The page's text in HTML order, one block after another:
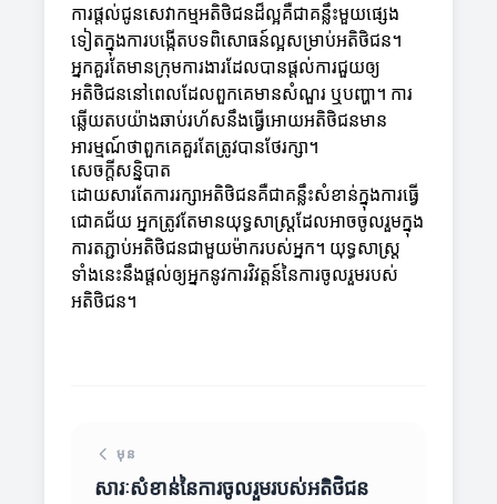
ការផ្តល់ជូនសេវាកម្មអតិថិជនដ៏ល្អគឺជាគន្លឹះមួយផ្សេង
ទៀតក្នុងការបង្កើតបទពិសោធន៍ល្អសម្រាប់អតិថិជន។
អ្នកគួរតែមានក្រុមការងារដែលបានផ្តល់ការជួយឲ្យ
អតិថិជននៅពេលដែលពួកគេមានសំណួរ ឬបញ្ហា។ ការ
ឆ្លើយតបយ៉ាងឆាប់រហ័សនឹងធ្វើអោយអតិថិជនមាន
អារម្មណ៍ថាពួកគេគួរតែត្រូវបានថែរក្សា។
សេចក្តីសន្និបាត
ដោយសារតែការរក្សាអតិថិជនគឺជាគន្លឹះសំខាន់ក្នុងការធ្វើ
ជោគជ័យ អ្នកត្រូវតែមានយុទ្ធសាស្ត្រដែលអាចចូលរួមក្នុង
ការតភ្ជាប់អតិថិជនជាមួយម៉ាករបស់អ្នក។ យុទ្ធសាស្ត្រ
ទាំងនេះនឹងផ្តល់ឲ្យអ្នកនូវការវិវត្តន៍នៃការចូលរួមរបស់
អតិថិជន។
មុន
សារៈសំខាន់នៃការចូលរួមរបស់អតិថិជន